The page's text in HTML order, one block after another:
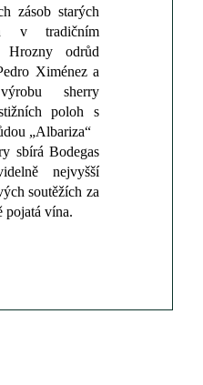
zásob starých
v tradičním
Hrozny odrůd
Ximénez a
sherry
poloh s
„Albariza“
sbírá Bodegas
nejvyšší
soutěžích za
pojatá vína.